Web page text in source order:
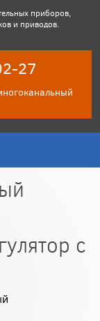
приборов,
и приводов.
27
с